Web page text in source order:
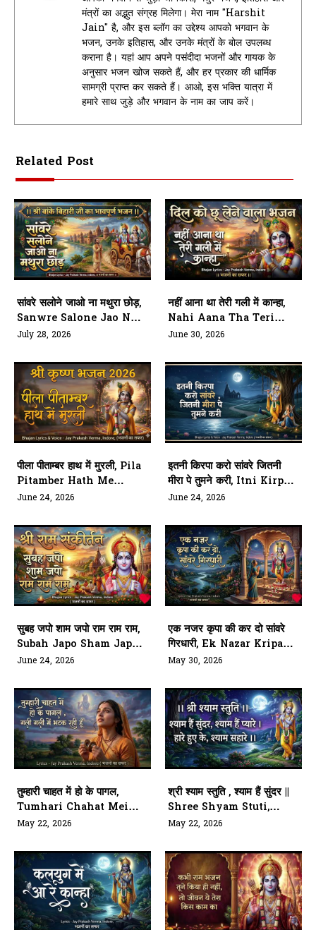
मंत्रों का अद्भुत संग्रह मिलेगा। मेरा नाम "Harshit
Jain" है, और इस ब्लॉग का उद्देश्य आपको भगवान के
भजन, उनके इतिहास, और उनके मंत्रों के बोल उपलब्ध
कराना है। यहां आप अपने पसंदीदा भजनों और गायक के
अनुसार भजन खोज सकते हैं, और हर प्रकार की धार्मिक
सामग्री प्राप्त कर सकते हैं। आओ, इस भक्ति यात्रा में
हमारे साथ जुड़े और भगवान के नाम का जाप करें।
Related Post
सांवरे सलोने जाओ ना मथुरा छोड़,
Sanwre Salone Jao Naa
Mathura Chhod
July 28, 2026
नहीं आना था तेरी गली में कान्हा,
Nahi Aana Tha Teri
Gali Me Kanha
June 30, 2026
पीला पीताम्बर हाथ में मुरली, Pila
Pitamber Hath Me
Murli
June 24, 2026
इतनी किरपा करो सांवरे जितनी
मीरा पे तुमने करी, Itni Kirpa
Karo Sanwre Jitni
June 24, 2026
सुबह जपो शाम जपो राम राम राम,
Subah Japo Sham Japo
Ram Ram Ram
June 24, 2026
एक नजर कृपा की कर दो सांवरे
गिरधारी, Ek Nazar Kripa
Ki Dar Do Sanwre
May 30, 2026
तुम्हारी चाहत में हो के पागल,
Tumhari Chahat Mein
Ho Ke Pagal
May 22, 2026
श्री श्याम स्तुति , श्याम हैं सुंदर ||
Shree Shyam Stuti,
Shyam Hai Sunder
May 22, 2026